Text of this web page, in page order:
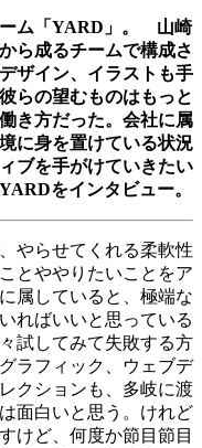
ム「 YARD 」。 山崎
ら成るチームで構成さ
ザイン、イラストも手
らの望むものはもっと
き方だった。会社に属
に身を置けている状況
ブを手がけていきたい
YARDをインタビュー。
やらせてくれる柔軟性
とややりたいことをア
属していると、極端な
ればいいと思っている
試してみて失敗する方
ラフィック、ウェブデ
クションも、多岐に渡
面白いと思う。けれど
けど、何度か節目節目